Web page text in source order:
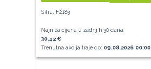
Šifra: F2183
Najniža cijena u zadnjih 30 dana:
30,42 €
Trenutna akcija traje do: 09.08.2026 00:00